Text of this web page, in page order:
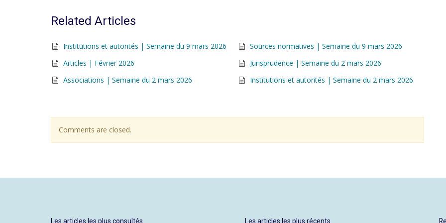
Related Articles
Institutions et autorités | Semaine du 9 mars 2026
Sources normatives | Semaine du 9 mars 2026
Articles | Février 2026
Jurisprudence | Semaine du 2 mars 2026
Associations | Semaine du 2 mars 2026
Institutions et autorités | Semaine du 2 mars 2026
Comments are closed.
Les articles les plus consultés Les articles les plus récents